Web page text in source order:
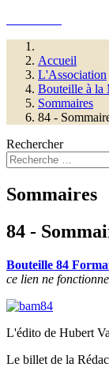
Accueil
L'Association
Bouteille à la
Sommaires
84 -
Rechercher
Sommaires
84 -
Bouteille 84
ce lien ne
L'édito de Hubert
Le billet de la